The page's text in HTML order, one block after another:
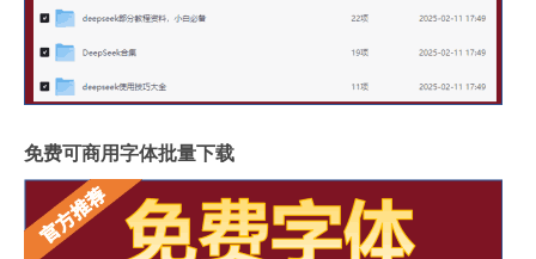
免费可商用字体批量下载